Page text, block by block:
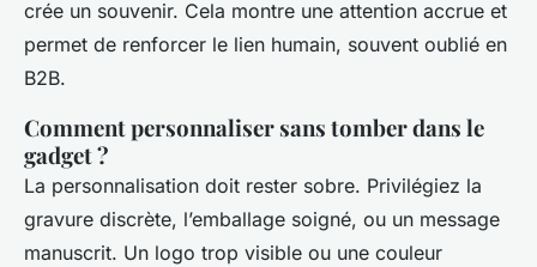
crée un souvenir. Cela montre une attention accrue et
permet de renforcer le lien humain, souvent oublié en
B2B.
Comment personnaliser sans tomber dans le
gadget ?
La personnalisation doit rester sobre. Privilégiez la
gravure discrète, l’emballage soigné, ou un message
manuscrit. Un logo trop visible ou une couleur